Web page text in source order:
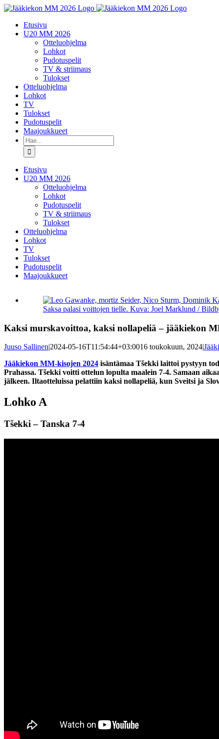
Skip
contentEtusivu
U20 MM 2026
Otteluohjelma
Lohkot
Pudotuspelit
TV & striimaus
Tulokset
Otteluohjelma
Lohkot
TV
Tulokset
Pudotuspelit
Maajoukkueet
Etsi
...
Etusivu
U20 MM 2026
Otteluohjelma
Lohkot
Pudotuspelit
TV & striimaus
Tulokset
Otteluohjelma
Lohkot
TV
Tulokset
Pudotuspelit
Maajoukkueet
Saksa palasi voittojen tielle. Kuva: Joel Marklund /
Kaksi murskavoittoa, kaksi nollapeliä – jääkiekon
Juuso Sallinen|2024-05-16T11:54:44+03:0016 toukokuun, 2024|
Jääkiekon MM-kisojen 2024 isäntämaa Tšekki laittoi pystyyn
Prahassa. Tšekki voitti ottelun lopulta maalein 7-4. Samaan
jälkeen. Iltaotteluissa pelattiin kaksi nollapeliä, kun Sveitsi ja
Lohko A
Tšekki – Tanska 7-4